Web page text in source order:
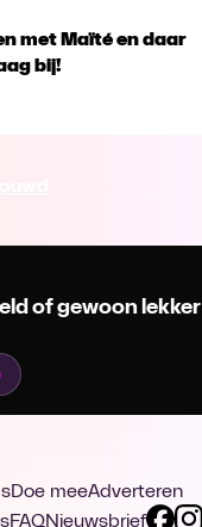
met Maïté en daar
bij!
of gewoon lekker
Doe meeAdverteren
FAQNieuwsbrief